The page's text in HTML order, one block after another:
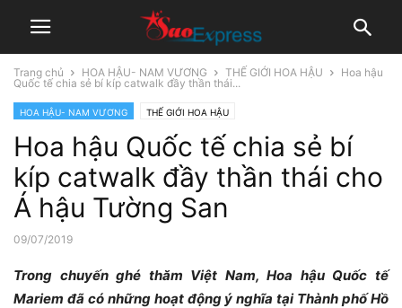
Trang chủ HOA HẬU- NAM VƯƠNG THẾ GIỚI HOA HẬU
Hoa hậu
Quốc tế chia sẻ bí kíp catwalk đầy thần thái...
HOA HẬU- NAM VƯƠNG THẾ GIỚI HOA HẬU
Hoa hậu Quốc tế chia sẻ bí
kíp catwalk đầy thần thái cho
Á hậu Tường San
09/07/2019
Trong chuyến ghé thăm Việt Nam, Hoa hậu Quốc tế
Mariem đã có những hoạt động ý nghĩa tại Thành phố Hồ